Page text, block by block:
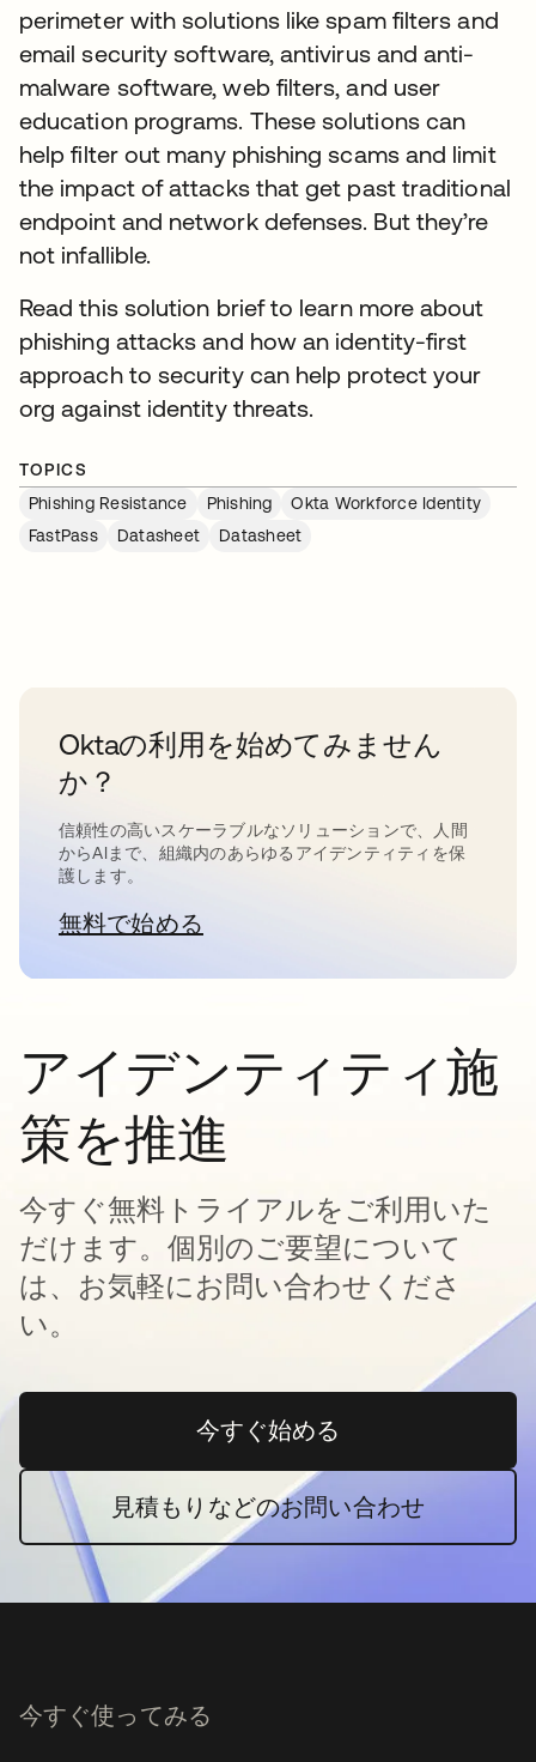
perimeter with solutions like spam filters and
email security software, antivirus and anti-
malware software, web filters, and user
education programs. These solutions can
help filter out many phishing scams and limit
the impact of attacks that get past traditional
endpoint and network defenses. But they’re
not infallible.
Read this solution brief to learn more about
phishing attacks and how an identity-first
approach to security can help protect your
org against identity threats.
TOPICS
Phishing Resistance
Phishing
Okta Workforce Identity
FastPass
Datasheet Datasheet
Oktaの利用を始めてみません
か？
信頼性の高いスケーラブルなソリューションで、人間
からAIまで、組織内のあらゆるアイデンティティを保
護します。
無料で始める新しいタブで開く
アイデンティティ施
策を推進
今すぐ無料トライアルをご利用いた
だけます。個別のご要望について
は、お気軽にお問い合わせくださ
い。
今すぐ始める新しいタブで開く
見積もりなどのお問い合わせ
今すぐ使ってみる